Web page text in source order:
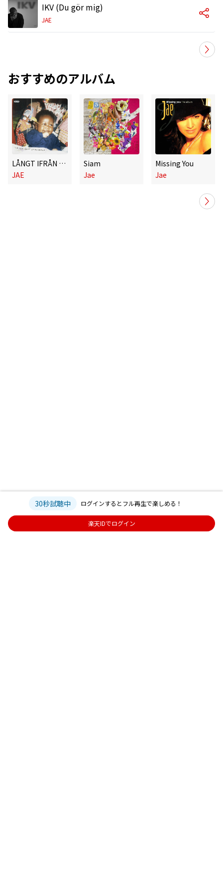
IKV (Du gör mig)
JAE
おすすめのアルバム
LÅNGT IFRÅN STOCKHOLM
JAE
Siam
Jae
Missing You
Jae
30秒試聴中 ログインするとフル再生で楽しめる！
楽天IDでログイン